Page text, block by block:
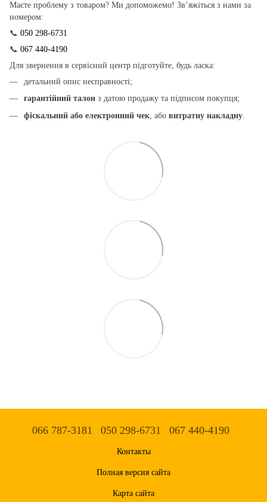
Маєте проблему з товаром? Ми допоможемо! Зв’яжіться з нами за
номером:
📞 050 298-6731
📞 067 440-4190
Для звернення в сервісний центр підготуйте, будь ласка:
детальний опис несправності;
гарантійний талон з датою продажу та підписом покупця;
фіскальний або електронний чек , або витратну накладну
066 787-3181 050 298-6731 067 440-4190
Контакты
Полная версия сайта
Карта сайта